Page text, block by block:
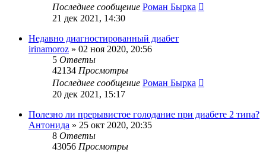
Последнее сообщение Роман Бырка
21 дек 2021, 14:30
Недавно диагностированный диабет
irinamoroz » 02 ноя 2020, 20:56
5 Ответы
42134 Просмотры
Последнее сообщение Роман Бырка
20 дек 2021, 15:17
Полезно ли прерывистое голодание при диабете 2 типа?
Антонида » 25 окт 2020, 20:35
8 Ответы
43056 Просмотры